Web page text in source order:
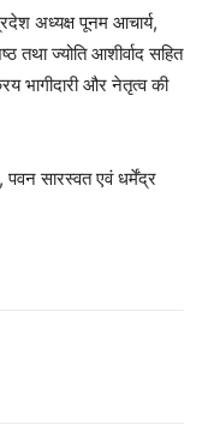
अध्यक्ष पूनम आचार्य,
तथा ज्योति आशीर्वाद सहित
भागीदारी और नेतृत्व की
सारस्वत एवं धर्मेंद्र